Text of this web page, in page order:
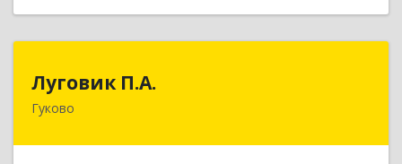
Луговик П.А.
Гуково